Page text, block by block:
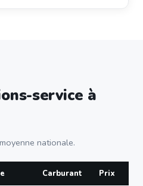
service à
nationale.
Carburant Prix